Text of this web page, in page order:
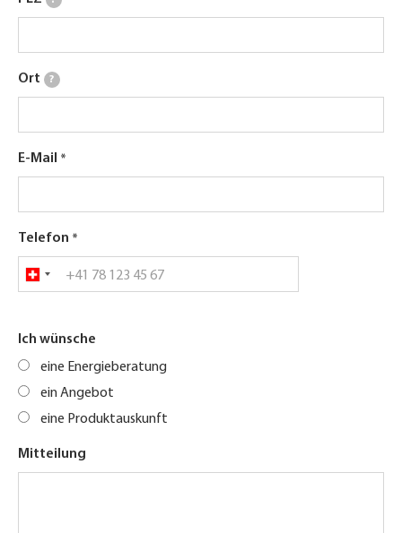
Ort ?
E-Mail
Telefon
Ich wünsche
eine Energieberatung
ein Angebot
eine Produktauskunft
Mitteilung